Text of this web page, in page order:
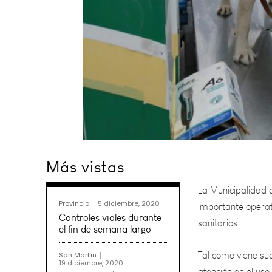
Más vistas
Provincia 5 diciembre, 2020
Controles viales durante
el fin de semana largo
San Martín
19 diciembre, 2020
importante
sanitarios.
Tal como viene
atención en el